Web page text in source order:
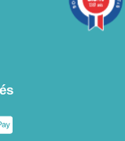
1387 avis